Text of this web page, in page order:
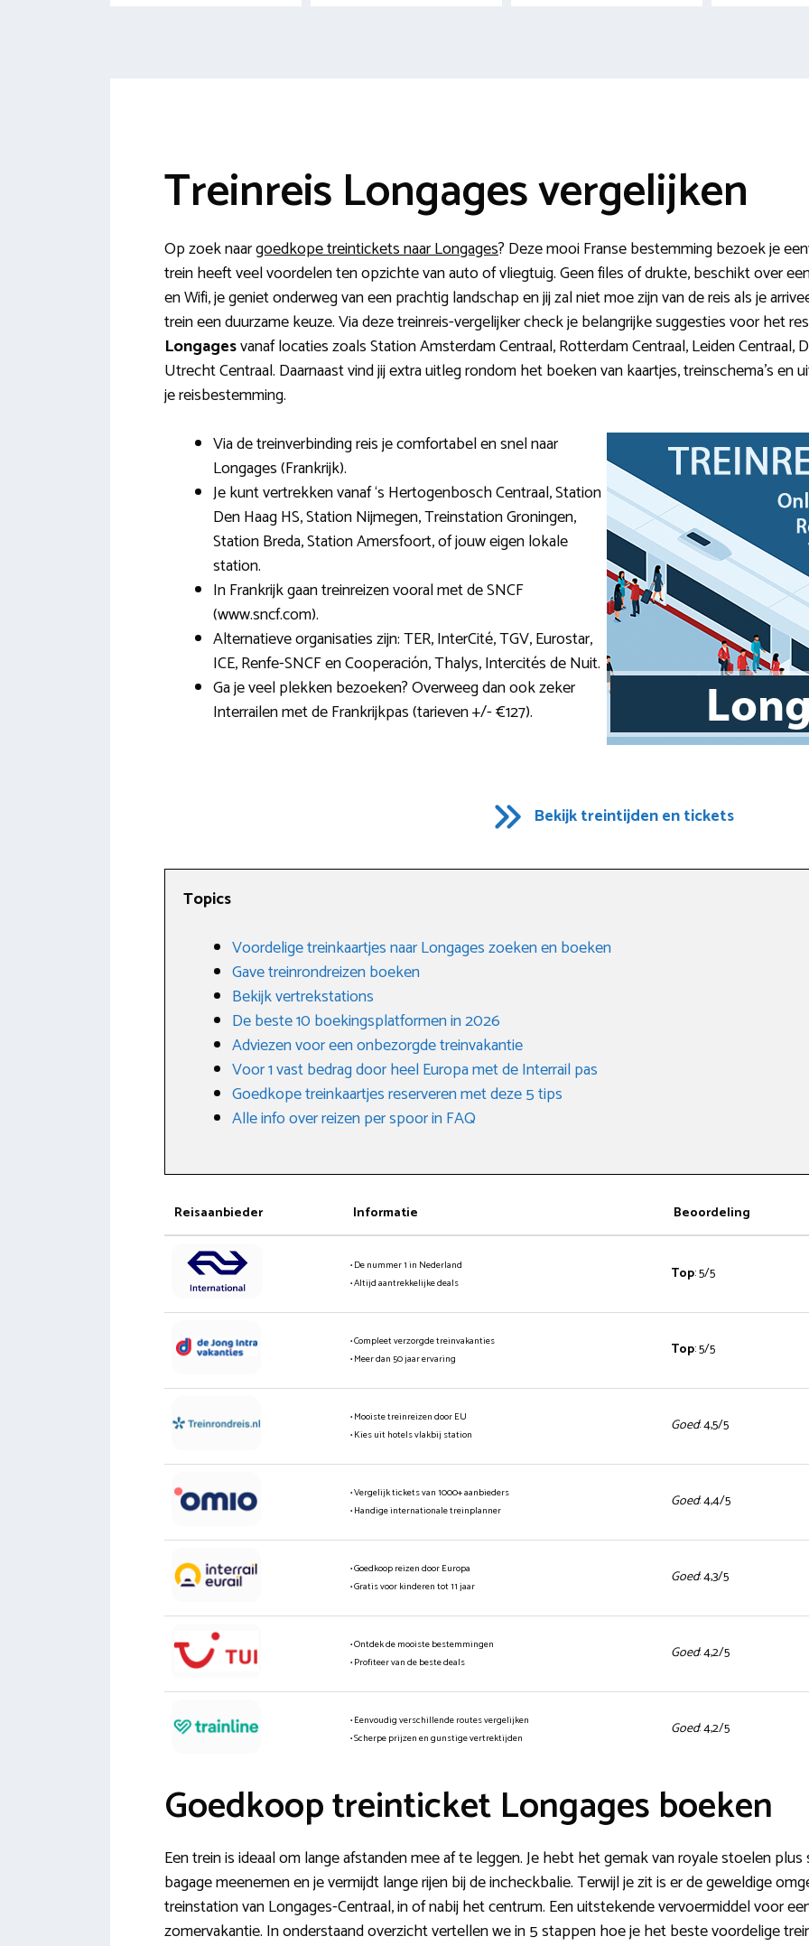
Treinreis Longages vergelijken
Op zoek naargoedkope treintickets naar Longages? Deze mooi Franse bestemming bezoek je
trein heeft veel voordelen ten opzichte van auto of vliegtuig. Geen files of drukte, beschikt over
en Wifi, je geniet onderweg van een prachtig landschap en jij zal niet moe zijn van de reis als je
trein een duurzame keuze. Via deze treinreis-vergelijker check je belangrijke suggesties voor het
Longagesvanaf locaties zoals Station Amsterdam Centraal, Rotterdam Centraal, Leiden Centraal,
Utrecht Centraal. Daarnaast vind jij extra uitleg rondom het boeken van kaartjes, treinschema’s en
je reisbestemming.
Via de treinverbinding reis je comfortabel en snel naar
Longages (Frankrijk).
Je kunt vertrekken vanaf ‘s Hertogenbosch Centraal, Station
Den Haag HS, Station Nijmegen, Treinstation Groningen,
Station Breda, Station Amersfoort, of jouw eigen lokale
station.
In Frankrijk gaan treinreizen vooral met de SNCF
(www.sncf.com).
Alternatieve organisaties zijn: TER, InterCité, TGV, Eurostar,
ICE, Renfe-SNCF en Cooperación, Thalys, Intercités de Nuit.
Ga je veel plekken bezoeken? Overweeg dan ook zeker
Interrailen met de Frankrijkpas (tarieven +/- €127).
Bekijk treintijden en tickets
Topics
Voordelige treinkaartjes naar Longages zoeken en boeken
Gave treinrondreizen boeken
Bekijk vertrekstations
De beste 10 boekingsplatformen in 2026
Adviezen voor een onbezorgde treinvakantie
Voor 1 vast bedrag door heel Europa met de Interrail pas
Goedkope treinkaartjes reserveren met deze 5 tips
Alle info over reizen per spoor in FAQ
Reisaanbieder Informatie Beoordeling
• De nummer 1 in Nederland
• Altijd aantrekkelijke deals
Top: 5/5
• Compleet verzorgde treinvakanties
• Meer dan 50 jaar ervaring
Top: 5/5
• Mooiste treinreizen door EU
• Kies uit hotels vlakbij station
Goed: 4,5/5
• Vergelijk tickets van 1000+ aanbieders
• Handige internationale treinplanner
Goed: 4,4/5
• Goedkoop reizen door Europa
• Gratis voor kinderen tot 11 jaar
Goed: 4,3/5
• Ontdek de mooiste bestemmingen
• Profiteer van de beste deals
Goed: 4,2/5
• Eenvoudig verschillende routes vergelijken
• Scherpe prijzen en gunstige vertrektijden
Goed: 4,2/5
Goedkoop treinticket Longages boeken
Een trein is ideaal om lange afstanden mee af te leggen. Je hebt het gemak van royale stoelen
bagage meenemen en je vermijdt lange rijen bij de incheckbalie. Terwijl je zit is er de geweldige
treinstation van Longages-Centraal, in of nabij het centrum. Een uitstekende vervoermiddel voor
zomervakantie. In onderstaand overzicht vertellen we in 5 stappen hoe je het beste voordelige